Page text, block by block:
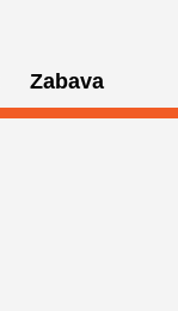
Zabava